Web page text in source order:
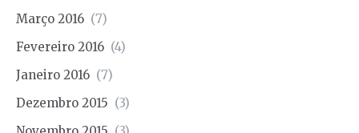
Março 2016 (7)
Fevereiro 2016 (4)
Janeiro 2016 (7)
Dezembro 2015 (3)